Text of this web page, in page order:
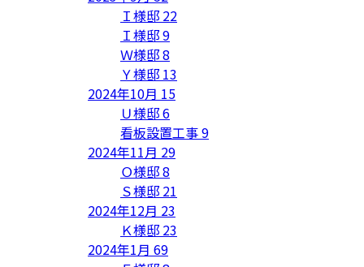
Ｉ様邸 22
Ｉ様邸9
Ｗ様邸8
Ｙ様邸 13
2024年10月 15
Ｕ様邸6
看板設置工事9
2024年11月 29
Ｏ様邸8
Ｓ様邸 21
2024年12月 23
Ｋ様邸 23
2024年1月 69